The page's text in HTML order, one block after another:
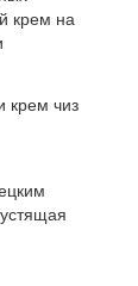
крем на
крем чиз